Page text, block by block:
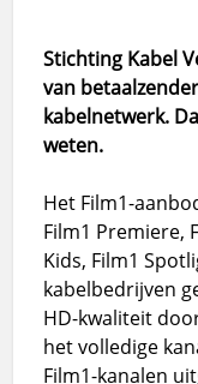
Stichting Kabel
van betaalzender
kabelnetwerk.
weten.
Het Film1-
Film1 Premiere,
Kids, Film1
kabelbedrijven
HD-kwaliteit
het volledige
Film1-kanalen